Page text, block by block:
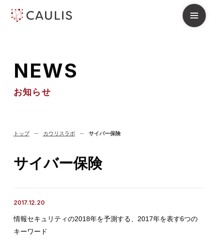
NEWS
お知らせ
トップ カウリスラボ サイバー保険
サイバー保険
2017.12.20
情報セキュリティの2018年を予測する、2017年を表す6つの
キーワード